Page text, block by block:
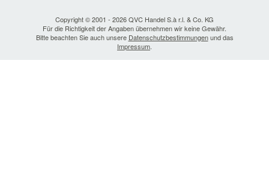
Copyright © 2001 - 2026 QVC Handel S.à r.l. & Co. KG
Für die Richtigkeit der Angaben übernehmen wir keine Gewähr.
Bitte beachten Sie auch unsere Datenschutzbestimmungenund das
Impressum.